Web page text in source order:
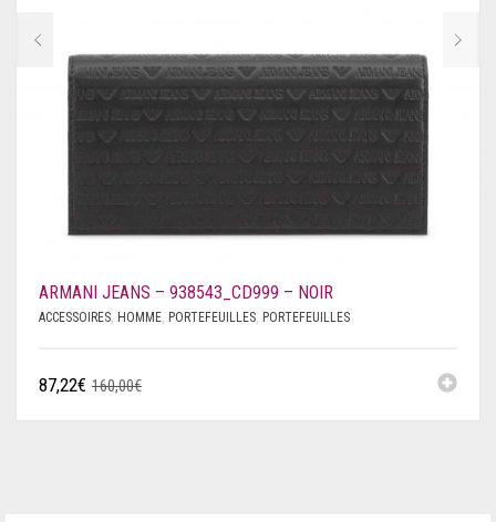
ARMANI JEANS – 938543_CD999 – NOIR
ACCESSOIRES, HOMME, PORTEFEUILLES, PORTEFEUILLES
160,00€
87,22€